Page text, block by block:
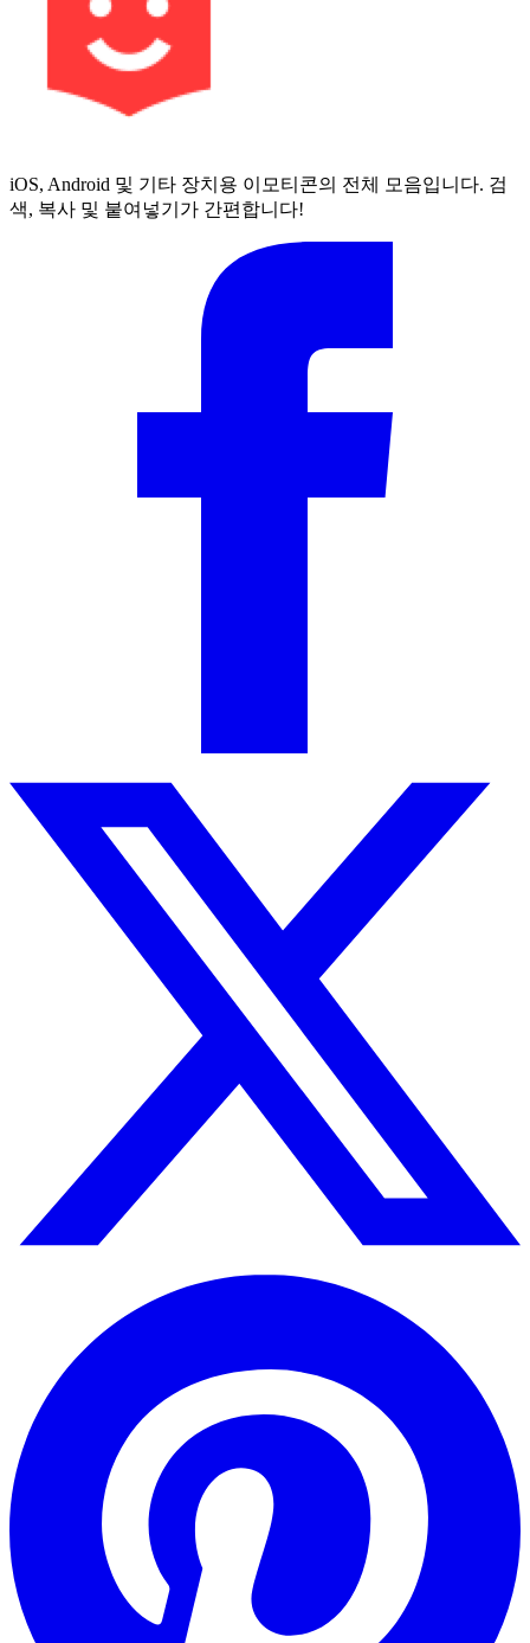
iOS, Android 및 기타 장치용 이모티콘의 전체 모음입니다. 검
색, 복사 및 붙여넣기가 간편합니다!